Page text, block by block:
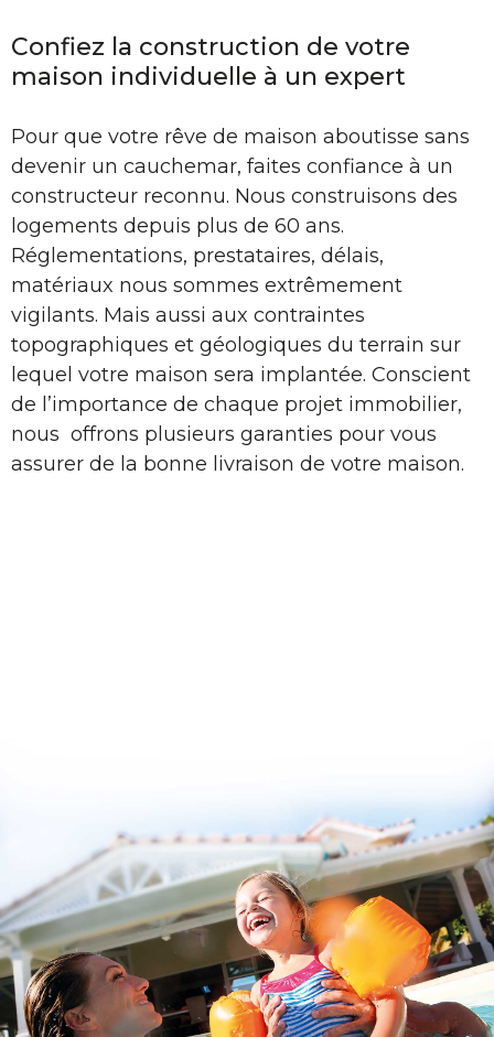
Confiez la construction de votre
maison individuelle à un expert
Pour que votre rêve de maison aboutisse sans
devenir un cauchemar, faites confiance à un
constructeur reconnu. Nous construisons des
logements depuis plus de 60 ans.
Réglementations, prestataires, délais,
matériaux nous sommes extrêmement
vigilants. Mais aussi aux contraintes
topographiques et géologiques du terrain sur
lequel votre maison sera implantée. Conscient
de l’importance de chaque projet immobilier,
nous offrons plusieurs garanties pour vous
assurer de la bonne livraison de votre maison.